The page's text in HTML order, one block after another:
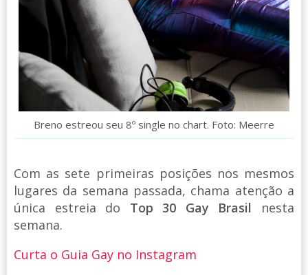
Breno estreou seu 8º single no chart. Foto: Meerre
Com as sete primeiras posições nos mesmos
lugares da semana passada, chama atenção a
única estreia do Top 30 Gay Brasil
nesta
semana.
Curta o Guia Gay no Instagram